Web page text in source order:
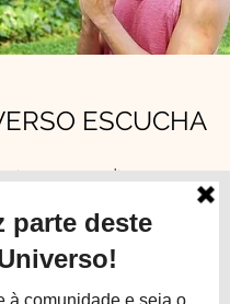
ESCUCHA
tienes que pedir.
acogerte.